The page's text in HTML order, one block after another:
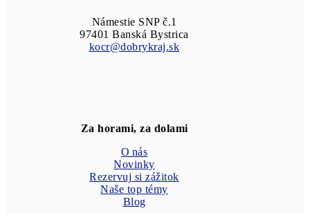
Námestie SNP č.1
97401 Banská Bystrica
kocr@dobrykraj.sk
Za horami, za dolami
O nás
Novinky
Rezervuj si zážitok
Naše top témy
Blog